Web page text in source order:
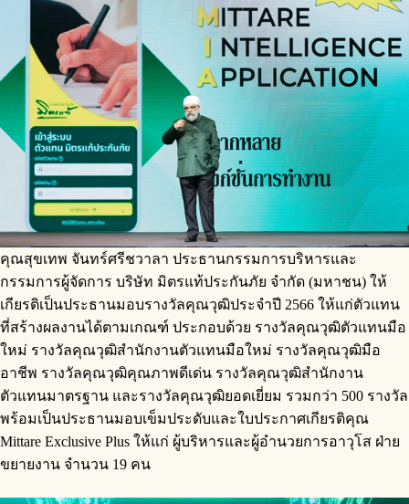
คุณสุขเทพ จันทร์ศรีชวาลา ประธานกรรมการบริหารและ
กรรมการผู้จัดการ บริษัท มิตรแท้ประกันภัย จำกัด (มหาชน) ให้
เกียรติเป็นประธานมอบรางวัลคุณวุฒิประจำปี 2566 ให้แก่ตัวแทน
ที่สร้างผลงานได้ตามเกณฑ์ ประกอบด้วย รางวัลคุณวุฒิตัวแทนมือ
ใหม่ รางวัลคุณวุฒิสำนักงานตัวแทนมือใหม่ รางวัลคุณวุฒิมือ
อาชีพ รางวัลคุณวุฒิคุณภาพดีเด่น รางวัลคุณวุฒิสำนักงาน
ตัวแทนมาตรฐาน และรางวัลคุณวุฒิยอดเยี่ยม รวมกว่า 500 รางวัล
พร้อมเป็นประธานมอบเข็มประดับและใบประกาศเกียรติคุณ
Mittare Exclusive Plus ให้แก่ ผู้บริหารและผู้อำนวยการอาวุโส ฝ่าย
ขยายงาน จำนวน 19 คน